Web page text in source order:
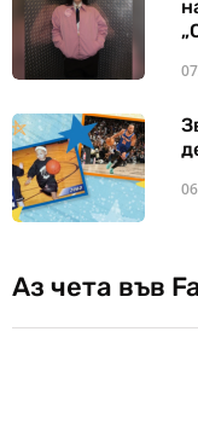
Аз чета във